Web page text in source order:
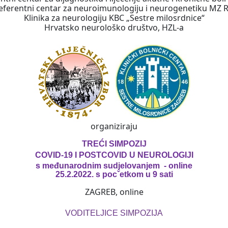
centar za neuroimunologiju i neurogenetiku MZ
Klinika za neurologiju KBC „Sestre milosrdnice“
Hrvatsko neurološko društvo, HZL-a
organiziraju
TREĆI SIMPOZIJ
COVID-19 I POSTCOVID U NEUROLOGIJI
s međunarodnim sudjelovanjem - online
25.2.2022. s pocˇetkom u 9 sati
ZAGREB, online
VODITELJICE SIMPOZIJA